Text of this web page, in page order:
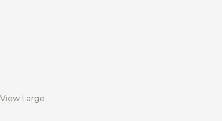
View Large